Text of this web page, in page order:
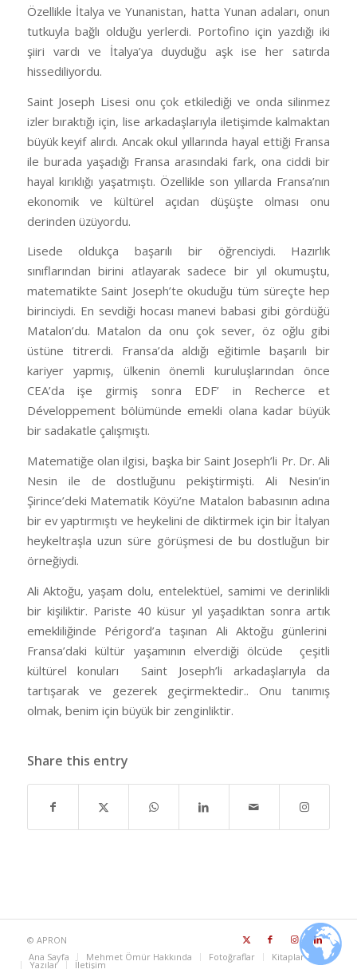
Özellikle İtalya ve Yunanistan, hatta Yunan adaları, onun
tutkuyla bağlı olduğu yerlerdi. Portofino için yazdığı iki
şiiri vardı ve İtalya’ya duyduğu aşk ise her satırda
hissediliyordu.
Saint Joseph Lisesi onu çok etkilediği ve onda silinmez
izler bıraktığı için, lise arkadaşlarıyla iletişimde kalmaktan
büyük keyif alırdı. Ancak okul yıllarında hayal ettiği Fransa
ile burada yaşadığı Fransa arasındaki fark, ona ciddi bir
hayal kırıklığı yaşatmıştı. Özellikle son yıllarda Fransa’nın
ekonomik ve kültürel açıdan düşüşte olması onu
derinden üzüyordu.
Lisede oldukça başarılı bir öğrenciydi. Hazırlık
sınıflarından birini atlayarak sadece bir yıl okumuştu,
matematikte Saint Joseph’te okuduğu tüm süreçte hep
birinciydi. En sevdiği hocası manevi babasi gibi gördüğü
Matalon’du. Matalon da onu çok sever, öz oğlu gibi
üstüne titrerdi. Fransa’da aldığı eğitimle başarılı bir
kariyer yapmış, ülkenin önemli kuruluşlarından önce
CEA’da işe girmiş sonra EDF’ in Recherce et
Développement bölümünde emekli olana kadar büyük
bir sadakatle çalışmıştı.
Matematiğe olan ilgisi, başka bir Saint Joseph’li Pr. Dr. Ali
Nesin ile de dostluğunu pekiştirmişti. Ali Nesin’in
Şirince’deki Matematik Köyü’ne Matalon babasının adına
bir ev yaptırmıştı ve heykelini de diktirmek için bir İtalyan
heykeltraşla uzun süre görüşmesi de bu dostluğun bir
örneğiydi.
Ali Aktoğu, yaşam dolu, entelektüel, samimi ve derinlikli
bir kişiliktir. Pariste 40 küsur yıl yaşadıktan sonra artık
emekliliğinde Périgord’a taşınan Ali Aktoğu günlerini
Fransa’daki kültür yaşamının elverdiği ölcüde çeşitli
kültürel konuları Saint Joseph’li arkadaşlarıyla da
tartışarak ve gezerek geçirmektedir.. Onu tanımış
olmak, benim için büyük bir zenginliktir.
Share this entry
© APRON
Ana Sayfa
Mehmet Ömür Hakkında Fotoğraflar Kitaplar
Yazılar İletişim